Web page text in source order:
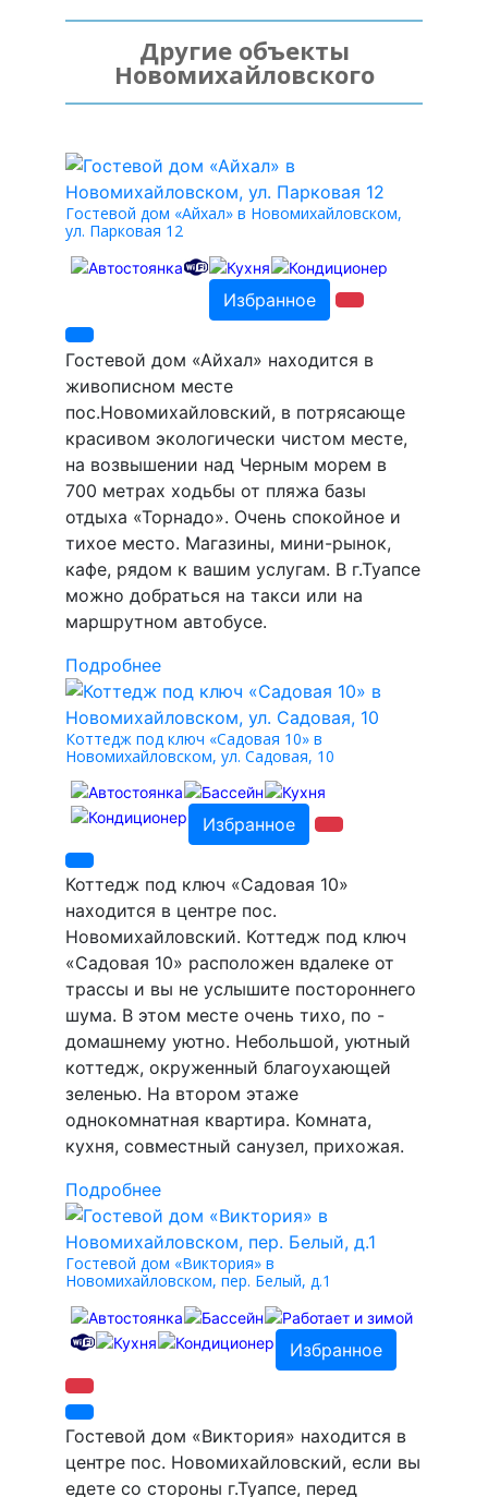
Другие объекты
Новомихайловского
Гостевой дом «Айхал» в Новомихайловском,
ул. Парковая 12
Избранное
Гостевой дом «Айхал» находится в
живописном месте
пос.Новомихайловский, в потрясающе
красивом экологически чистом месте,
на возвышении над Черным морем в
700 метрах ходьбы от пляжа базы
отдыха «Торнадо». Очень спокойное и
тихое место. Магазины, мини-рынок,
кафе, рядом к вашим услугам. В г.Туапсе
можно добраться на такси или на
маршрутном автобусе.
Подробнее
Коттедж под ключ «Садовая 10» в
Новомихайловском, ул. Садовая, 10
Избранное
Коттедж под ключ «Садовая 10»
находится в центре пос.
Новомихайловский. Коттедж под ключ
«Садовая 10» расположен вдалеке от
трассы и вы не услышите постороннего
шума. В этом месте очень тихо, по -
домашнему уютно. Небольшой, уютный
коттедж, окруженный благоухающей
зеленью. На втором этаже
однокомнатная квартира. Комната,
кухня, совместный санузел, прихожая.
Подробнее
Гостевой дом «Виктория» в
Новомихайловском, пер. Белый, д.1
Избранное
Гостевой дом «Виктория» находится в
центре пос. Новомихайловский, если вы
едете со стороны г.Туапсе, перед